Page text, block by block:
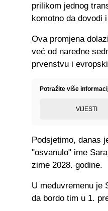
prilikom jednog
komotno da dovodi
Ova promjena
već od naredne
prvenstvu i
Potražite više
VIJESTI
Podsjetimo, danas
"osvanulo" ime
zime 2028. godine.
U međuvremenu je
da bordo tim u 1.